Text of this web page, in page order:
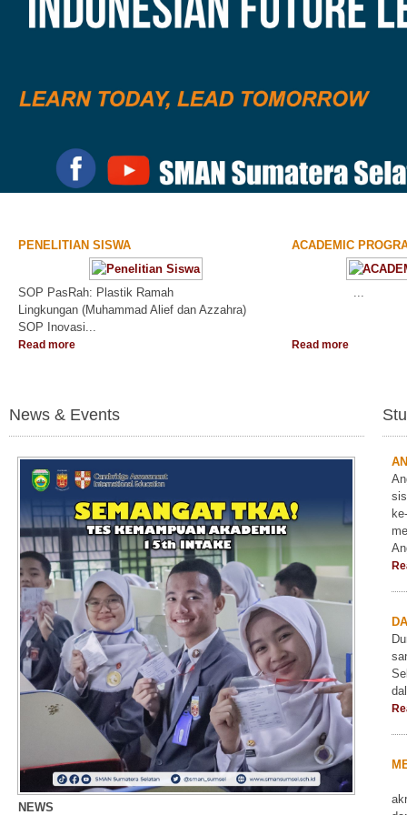
PENELITIAN SISWA
SOP PasRah: Plastik Ramah
Lingkungan (Muhammad Alief dan Azzahra)
SOP Inovasi...
Read more
ACADEMIC
...
Read more
News & Events
NEWS